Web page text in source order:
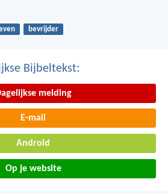
bevrijder
Bijbeltekst:
melding
E-mail
Android
Op je website